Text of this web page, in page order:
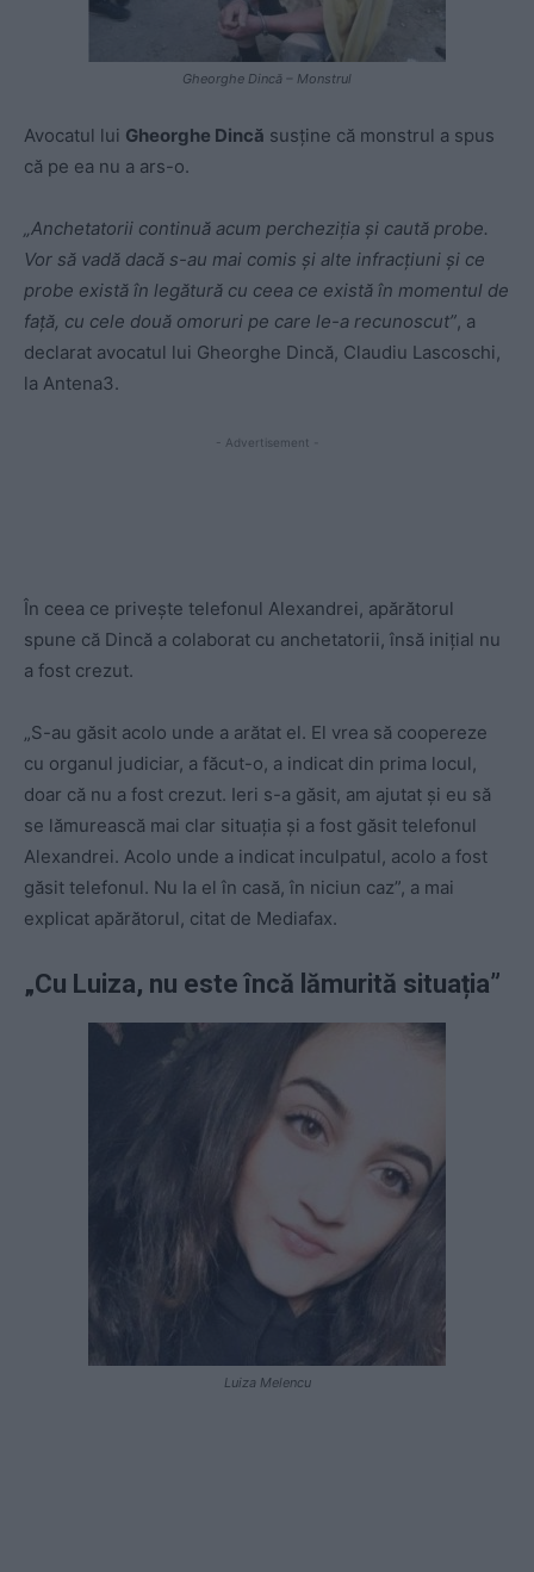
Gheorghe Dincă – Monstrul
Avocatul lui Gheorghe Dincă susţine că monstrul a spus
că pe ea nu a ars-o.
„Anchetatorii continuă acum percheziția și caută probe.
Vor să vadă dacă s-au mai comis și alte infracțiuni și ce
probe există în legătură cu ceea ce există în momentul de
față, cu cele două omoruri pe care le-a recunoscut”, a
declarat avocatul lui Gheorghe Dincă, Claudiu Lascoschi,
la Antena3.
- Advertisement -
În ceea ce privește telefonul Alexandrei, apărătorul
spune că Dincă a colaborat cu anchetatorii, însă inițial nu
a fost crezut.
„S-au găsit acolo unde a arătat el. El vrea să coopereze
cu organul judiciar, a făcut-o, a indicat din prima locul,
doar că nu a fost crezut. Ieri s-a găsit, am ajutat și eu să
se lămurească mai clar situația și a fost găsit telefonul
Alexandrei. Acolo unde a indicat inculpatul, acolo a fost
găsit telefonul. Nu la el în casă, în niciun caz”, a mai
explicat apărătorul, citat de Mediafax.
„Cu Luiza, nu este încă lămurită situația”
Luiza Melencu